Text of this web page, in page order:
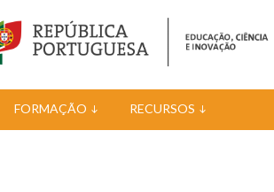
FORMAÇÃO RECURSOS